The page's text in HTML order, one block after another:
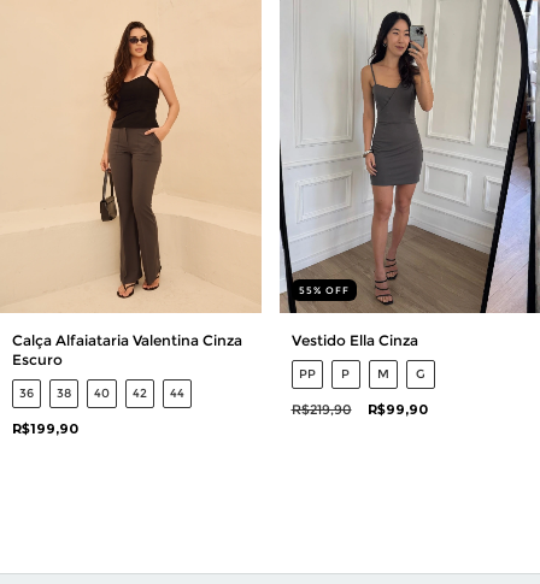
Calça Alfaiataria Valentina Cinza
Escuro
36 38 40 42 44
R$199,90
55% OFF
Vestido Ella Cinza
PP P M G
R$219,90 R$99,90